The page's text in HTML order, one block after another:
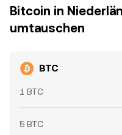
Bitcoin in
umtauschen
BTC
1 BTC
5 BTC